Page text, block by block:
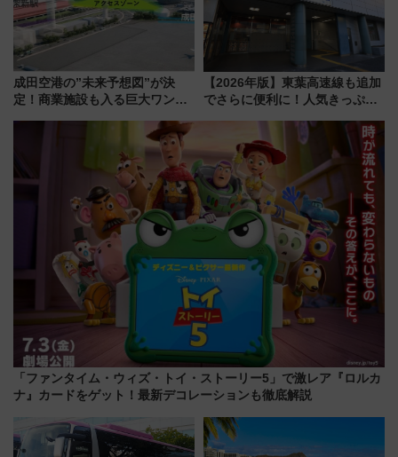
成田空港の”未来予想図”が決
定！商業施設も入る巨大ワンタ
で新型特急が品川･羽田とを結
ぶ！ JR空港駅は2面3線化！
【2026年版】東葉高速線も追加
でさらに便利に！人気きっぷ
今年も発売 秋・早春に千葉県を
巡るなら使い勝手・コスパ抜群
「ファンタイム・ウィズ・トイ・ストーリー5」で激レア『ロルカ
ナ』カードをゲット！最新デコレーションも徹底解説